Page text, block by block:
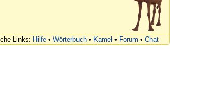
Links: Hilfe • Wörterbuch • Kamel • Forum • Chat